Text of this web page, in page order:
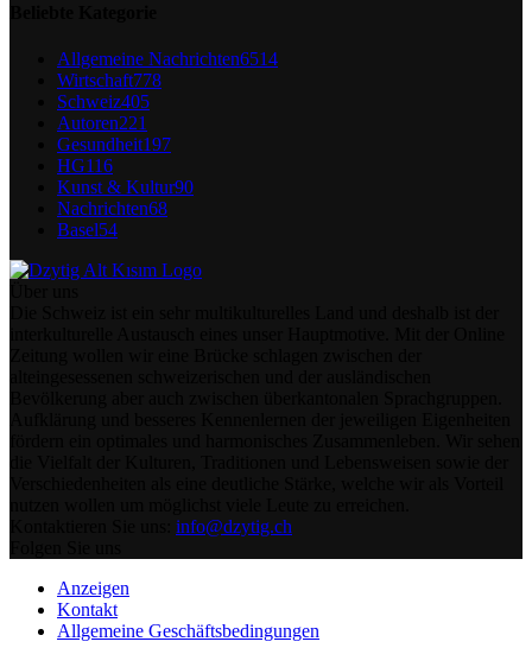
Allgemeine Nachrichten6514
Wirtschaft778
Schweiz405
Autoren221
Gesundheit197
HG116
Kunst & Kultur90
Nachrichten68
Basel54
info@dzytig.ch
Anzeigen
Kontakt
Allgemeine Geschäftsbedingungen